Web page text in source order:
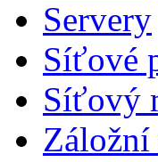
Servery
Síťové
Síťový
Záložní